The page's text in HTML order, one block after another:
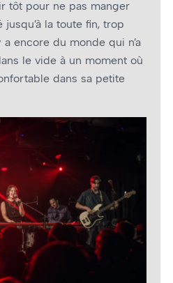
tôt pour ne pas manger
la toute fin, trop
encore du monde qui n’a
le vide à un moment où
dans sa petite